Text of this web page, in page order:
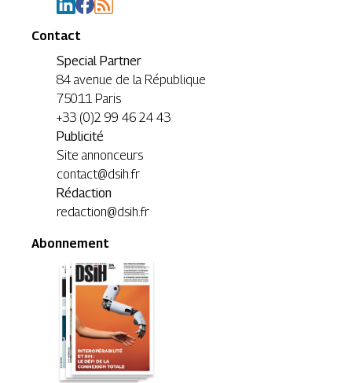
Contact
Special Partner
84 avenue de la République
75011 Paris
+33 (0)2 99 46 24 43
Publicité
Site annonceurs
contact@dsih.fr
Rédaction
redaction@dsih.fr
Abonnement